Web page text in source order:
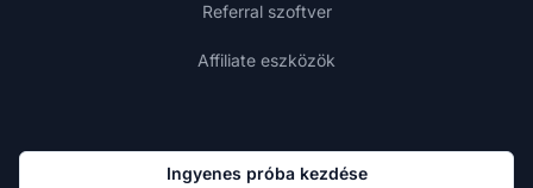
Referral szoftver
Affiliate eszközök
Ingyenes próba kezdése